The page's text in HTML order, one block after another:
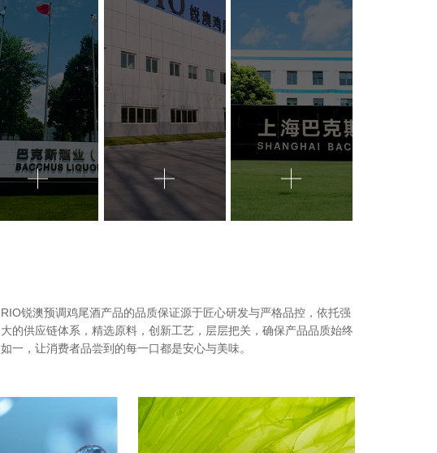
RIO锐澳预调鸡尾酒产品的品质保证源于匠心研发与严格品控，依托强
大的供应链体系，精选原料，创新工艺，层层把关，确保产品品质始终
如一，让消费者品尝到的每一口都是安心与美味。